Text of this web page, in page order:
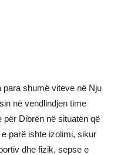
para shumë viteve në Nju
në vendlindjen time
Dibrën në situatën që
parë ishte izolimi, sikur
dhe fizik, sepse e